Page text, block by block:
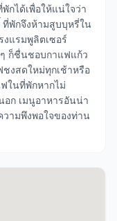
กได้เพื่อให้แน่ใจว่า
ที่พักจึงห้ามสูบบุหรี่ใน
แรมพูลิตเซอร์
ก็ชื่นชอบกาแฟแก้ว
งสดใหม่ทุกเช้าหรือ
ในที่พักหากไม่
อก เมนูอาหารอันน่า
วามพึงพอใจของท่าน